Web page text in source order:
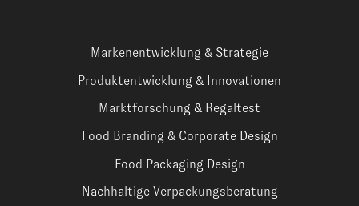
Markenentwicklung & Strategie
Produktentwicklung & Innovationen
Marktforschung & Regaltest
Food Branding & Corporate Design
Food Packaging Design
Nachhaltige Verpackungsberatung